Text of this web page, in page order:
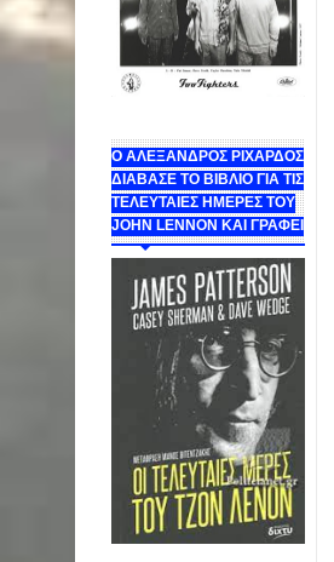
Ο ΑΛΕΞΑΝΔΡΟΣ ΡΙΧΑΡΔΟΣ
ΔΙΑΒΑΣΕ ΤΟ ΒΙΒΛΙΟ ΓΙΑ ΤΙΣ
ΤΕΛΕΥΤΑΙΕΣ ΗΜΕΡΕΣ ΤΟΥ
JOHN LENNON ΚΑΙ ΓΡΑΦΕΙ